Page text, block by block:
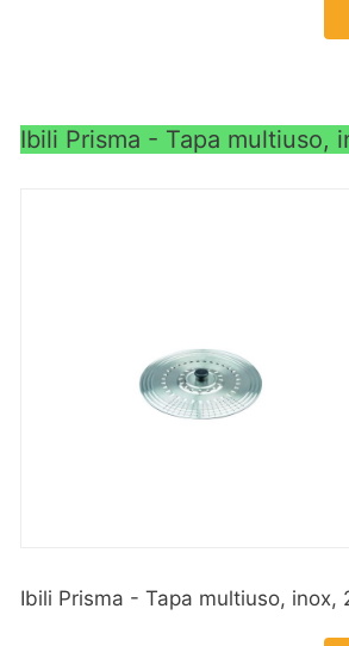
Ibili Prisma - Tapa multiuso,
Ibili Prisma - Tapa multiuso, inox,